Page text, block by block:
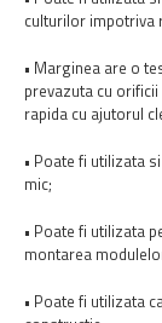
culturilor impotriva
• Marginea are o
prevazuta cu
rapida cu ajutorul
• Poate fi utilizata
mic;
• Poate fi utilizata
montarea
• Poate fi utilizata